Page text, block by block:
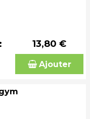
13,80 €
Ajouter